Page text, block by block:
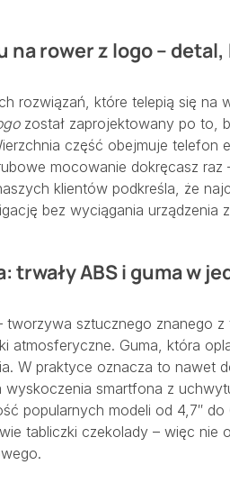
na rower z logo –
rozwiązań, które telepią się na
został zaprojektowany po to,
część obejmuje telefon
mocowanie dokręcasz raz
klientów podkreśla, że
bez wyciągania urządzenia
trwały ABS i guma w
tworzywa sztucznego znanego
atmosferyczne. Guma, która
W praktyce oznacza to nawet
smartfona z
popularnych modeli od 4,7″ do
tabliczki czekolady – więc nie